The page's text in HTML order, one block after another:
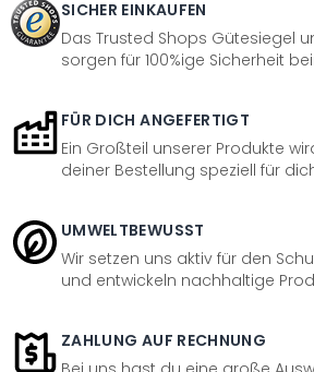
SICHER EINKAUFEN
Das Trusted Shops Gütesiegel
sorgen für 100%ige Sicherheit
FÜR DICH ANGEFERTIGT
Ein Großteil unserer Produkte
deiner Bestellung speziell für
UMWELTBEWUSST
Wir setzen uns aktiv für den
und entwickeln nachhaltige
ZAHLUNG AUF RECHNUNG